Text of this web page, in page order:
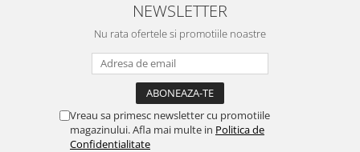
NEWSLETTER
Nu rata ofertele si promotiile noastre
Vreau sa primesc newsletter cu promotiile
magazinului. Afla mai multe in Politica de
Confidentialitate